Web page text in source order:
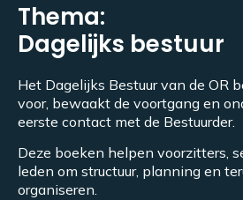
Thema:
Dagelijks bestuur
Het Dagelijks Bestuur van de OR
voor, bewaakt de voortgang en
eerste contact met de Bestuurder.
Deze boeken helpen voorzitters,
leden om structuur, planning en
organiseren.